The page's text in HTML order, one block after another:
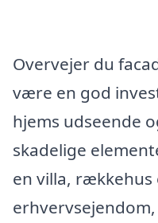
Overvejer du
være en god
hjems udseende
skadelige
en villa, rækkehus